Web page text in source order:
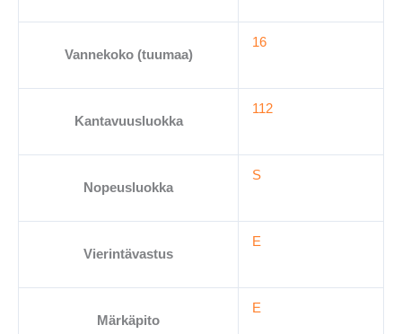
Vannekoko (tuumaa)
16
Kantavuusluokka
112
Nopeusluokka
S
Vierintävastus
E
Märkäpito
E